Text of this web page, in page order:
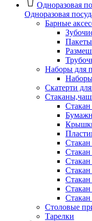
Одноразовая
Одноразовая
Барные
Пакеты
Наборы для
Скатерти
Столовые
Тарелки